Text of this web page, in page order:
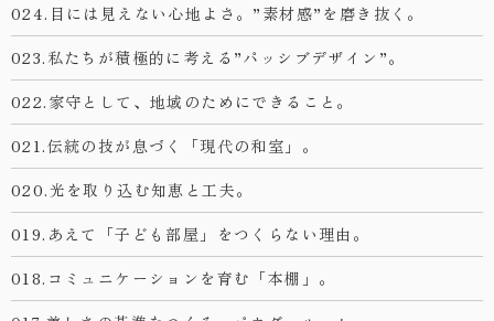
024.目には見えない心地よさ。”素材感”を磨き抜く。
023.私たちが積極的に考える”パッシブデザイン”。
022.家守として、地域のためにできること。
021.伝統の技が息づく「現代の和室」。
020.光を取り込む知恵と工夫。
019.あえて「子ども部屋」をつくらない理由。
018.コミュニケーションを育む「本棚」。